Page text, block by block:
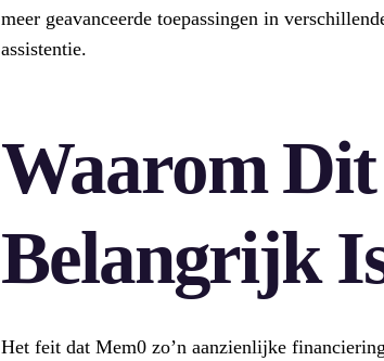
meer geavanceerde toepassingen in
assistentie.
Waarom
Belangrijk
Het feit dat Mem0 zo’n aanzienlijke